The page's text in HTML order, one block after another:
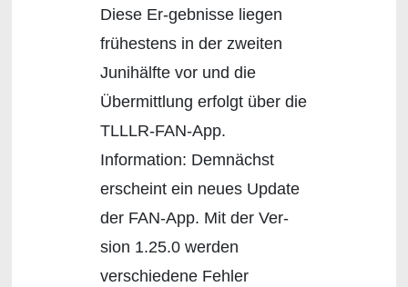
Diese Er-gebnisse liegen
frühestens in der zweiten
Junihälfte vor und die
Übermittlung erfolgt über die
TLLLR-FAN-App.
Information: Demnächst
erscheint ein neues Update
der FAN-App. Mit der Ver-
sion 1.25.0 werden
verschiedene Fehler